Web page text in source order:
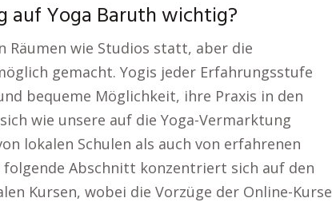
auf Yoga Baruth wichtig?
Räumen wie Studios statt, aber die
gemacht. Yogis jeder Erfahrungsstufe
bequeme Möglichkeit, ihre Praxis in den
wie unsere auf die Yoga-Vermarktung
lokalen Schulen als auch von erfahrenen
folgende Abschnitt konzentriert sich auf den
Kursen, wobei die Vorzüge der Online-Kurse